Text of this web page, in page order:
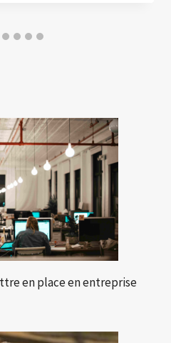
en place en entreprise